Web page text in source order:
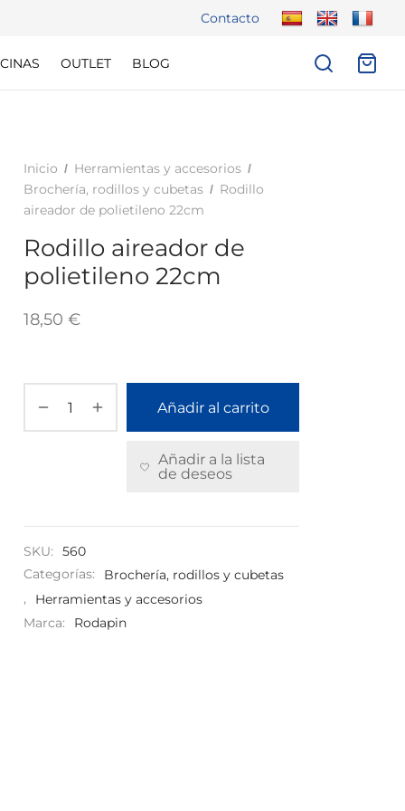
Contacto
OUTLET BLOG
Inicio / Herramientas y accesorios /
Brochería, rodillos y cubetas / Rodillo
aireador de polietileno 22cm
Rodillo aireador de
polietileno 22cm
18,50 €
Añadir al carrito
Añadir a la lista
de deseos
SKU:
560
Categorías:
Brochería, rodillos y cubetas
,
Herramientas y accesorios
Marca:
Rodapin